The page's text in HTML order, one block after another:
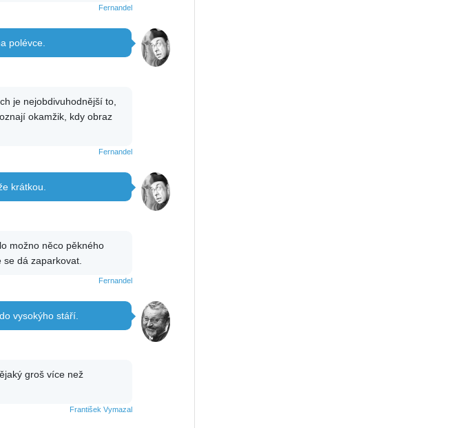
Fernandel
polévce.
je nejobdivuhodnější to,
okamžik, kdy obraz
Fernandel
krátkou.
možno něco pěkného
dá zaparkovat.
Fernandel
vysokýho stáří.
groš více než
František Vymazal